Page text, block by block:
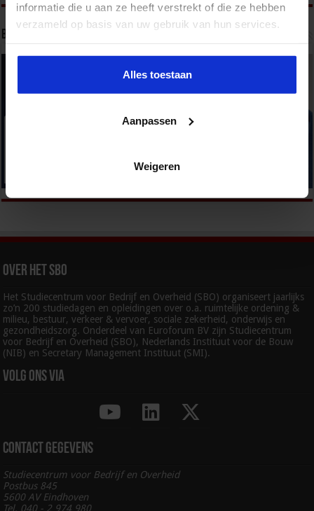
informatie die u aan ze heeft verstrekt of die ze hebben
verzameld op basis van uw gebruik van hun services.
Alles toestaan
Aanpassen
Weigeren
Bekijk onze opleidingen
Over het SBO
Het Studiecentrum voor Bedrijf en Overheid (SBO) organiseert jaarlijks
zo’n 200 studiedagen en opleidingen over o.a. ruimtelijke ordening &
milieu, bestuur, verkeer & vervoer, sociale zekerheid, onderwijs en
gezondheidszorg. Onderdeel van Euroforum BV zijn Studiecentrum
voor Bedrijf en Overheid (SBO), Nederlands Instituut voor de Bouw
(NIB) en Secretary Management Instituut (SMI).
Volg ons via
Contact gegevens
Studiecentrum voor Bedrijf en Overheid
Postbus 845
5600 AV Eindhoven
Tel. 040 - 2 974 980